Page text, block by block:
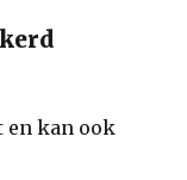
en kan ook